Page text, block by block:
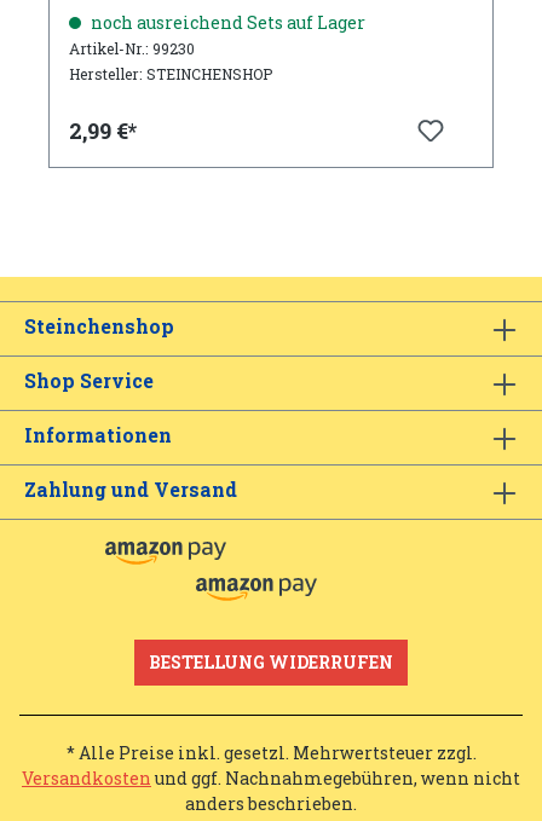
noch ausreichend Sets auf Lager
Artikel-Nr.: 99230
Hersteller: STEINCHENSHOP
2,99 €*
Steinchenshop
Shop Service
Informationen
Zahlung und Versand
BESTELLUNG WIDERRUFEN
* Alle Preise inkl. gesetzl. Mehrwertsteuer zzgl.
Versandkosten und ggf. Nachnahmegebühren, wenn nicht
anders beschrieben.